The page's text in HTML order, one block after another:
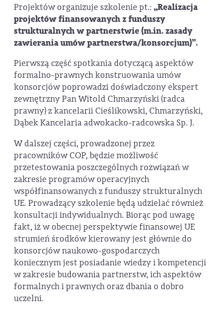
Projektów organizuje szkolenie pt.: „Realizacja
projektów finansowanych z funduszy
strukturalnych w partnerstwie (m.in. zasady
zawierania umów partnerstwa/konsorcjum)”.
Pierwszą część spotkania dotyczącą aspektów
formalno-prawnych konstruowania umów
konsorcjów poprowadzi doświadczony ekspert
zewnętrzny Pan Witold Chmarzyński (radca
prawny) z kancelarii Cieślikowski, Chmarzyński,
Dąbek Kancelaria adwokacko-radcowska Sp. J.
W dalszej części, prowadzonej przez
pracowników COP, będzie możliwość
przetestowania poszczególnych rozwiązań w
zakresie programów operacyjnych
współfinansowanych z funduszy strukturalnych
UE. Prowadzący szkolenie będą udzielać również
konsultacji indywidualnych. Biorąc pod uwagę
fakt, iż w obecnej perspektywie finansowej UE
strumień środków kierowany jest głównie do
konsorcjów naukowo-gospodarczych
koniecznym jest posiadanie wiedzy i kompetencji
w zakresie budowania partnerstw, ich aspektów
formalnych i prawnych oraz dbania o dobro
uczelni.